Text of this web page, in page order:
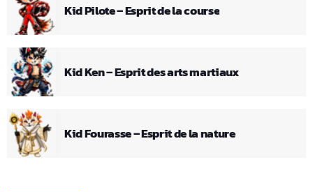
Kid Pilote – Esprit de la course
Kid Ken – Esprit des arts martiaux
Kid Fourasse – Esprit de la nature